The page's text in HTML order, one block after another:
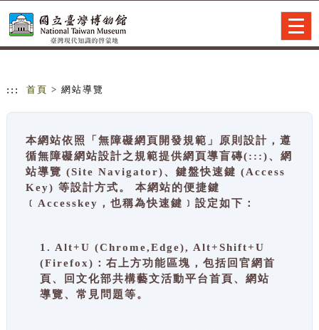
::: 首頁 > 網站導覽
本網站依照「無障礙網頁開發規範」原則設計，遵
循無障礙網站設計之規範提供網頁導盲磚(:::)、網
站導覽 (Site Navigator)、鍵盤快速鍵 (Access
Key) 等設計方式。 本網站的便捷鍵
﹝Accesskey，也稱為快速鍵﹞設定如下：
1. Alt+U (Chrome,Edge), Alt+Shift+U
(Firefox)：右上方功能區塊，包括回官網首
頁、回文化部共構藝文活動平台首頁、網站
導覽、常見問題等。